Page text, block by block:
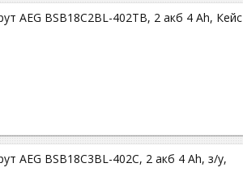
AEG BSB18C2BL-402TB, 2 акб 4 Ah, Кейс
AEG BSB18C3BL-402C, 2 акб 4 Ah, з/у,